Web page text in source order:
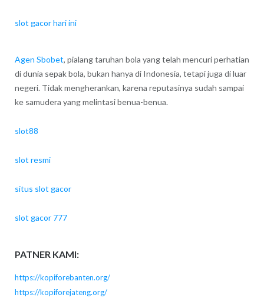
slot gacor hari ini
Agen Sbobet, pialang taruhan bola yang telah mencuri perhatian
di dunia sepak bola, bukan hanya di Indonesia, tetapi juga di luar
negeri. Tidak mengherankan, karena reputasinya sudah sampai
ke samudera yang melintasi benua-benua.
slot88
slot resmi
situs slot gacor
slot gacor 777
PATNER KAMI:
https://kopiforebanten.org/
https://kopiforejateng.org/